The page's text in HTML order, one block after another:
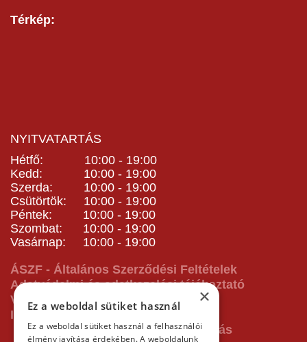
Térkép:
NYITVATARTÁS
Hétfő: 10:00 - 19:00
Kedd: 10:00 - 19:00
Szerda: 10:00 - 19:00
Csütörtök: 10:00 - 19:00
Péntek: 10:00 - 19:00
Szombat: 10:00 - 19:00
Vasárnap: 10:00 - 19:00
ÁSZF - Általános Szerződési Feltételek
Adatvédelmi és adatkezelési tájékoztató
Vásárlás előtti tájékoztató
Impresszum
×
Ez a weboldal sütiket használ
Ez a weboldal sütiket használ a felhasználói
élmény javítása érdekében. A weboldalunk